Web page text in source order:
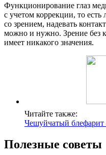
Функционирование глаз
с учетом коррекции, то
со зрением, надевать
можно и нужно. Зрение без
имеет никакого значения.
Читайте также:
Чешуйчатый блефарит
Полезные советы